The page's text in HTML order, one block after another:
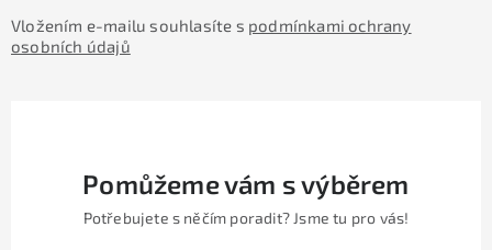
Vložením e-mailu souhlasíte s podmínkami ochrany
osobních údajů
Pomůžeme vám s výběrem
Potřebujete s něčím poradit? Jsme tu pro vás!